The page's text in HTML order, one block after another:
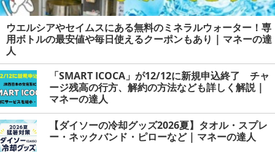
ウエルシアやセイムスにある無料のミネラルウォーター！専
用ボトルの最安値や毎日使えるクーポンもあり | マネーの達
人
「SMART ICOCA」が12/12に新規申込終了 チャ
ージ残高の行方、解約の方法なども詳しく解説 |
マネーの達人
【ダイソーの冷却グッズ2026夏】タオル・スプレ
ー・ネックバンド・ピローなど | マネーの達人